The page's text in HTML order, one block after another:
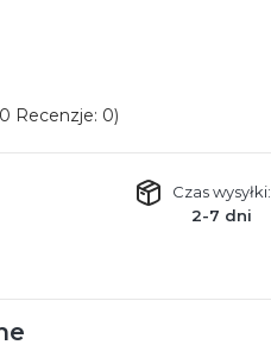
Recenzje: 0)
Czas wysyłki:
2-7 dni